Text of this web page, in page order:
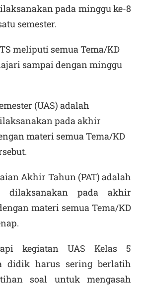
pada minggu ke-8
semester.
meliputi semua Tema/KD
sampai dengan minggu
(UAS) adalah
pada akhir
materi semua Tema/KD
Akhir Tahun (PAT) adalah
dilaksanakan pada akhir
materi semua Tema/KD
kegiatan UAS Kelas 5
didik harus sering berlatih
soal untuk mengasah